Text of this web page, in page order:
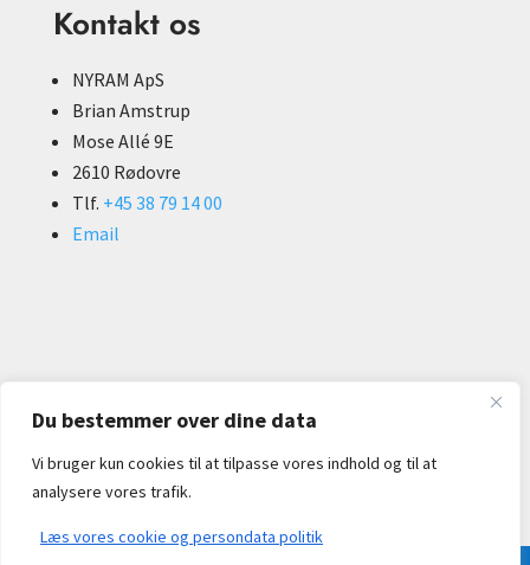
Du bestemmer over dine data
Vi bruger kun cookies til at tilpasse vores indhold og til at
analysere vores trafik.
Læs vores cookie og persondata politik
Kontakt os
NYRAM ApS
Brian Amstrup
Mose Allé 9E
2610 Rødovre
Tlf. +45 38 79 14 00
Email
Cookie og privatlivspolitik